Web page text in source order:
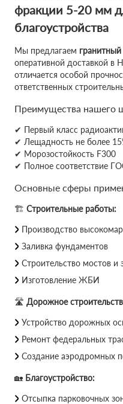
фракции 5-20 мм
благоустройства
Мы предлагаем
оперативной доставкой в
отличается особой
ответственных
Преимущества нашего
✔ Первый класс
✔ Лещадность не более
✔ Морозостойкость F300
✔ Полное соответствие
Основные сферы
🏗 Строительные работы:
Производство
Заливка фундаментов
Строительство мостов и
Изготовление ЖБИ
🛣 Дорожное
Устройство дорожных
Ремонт федеральных
Создание аэродромных
🏡 Благоустройство:
Отсыпка парковочных